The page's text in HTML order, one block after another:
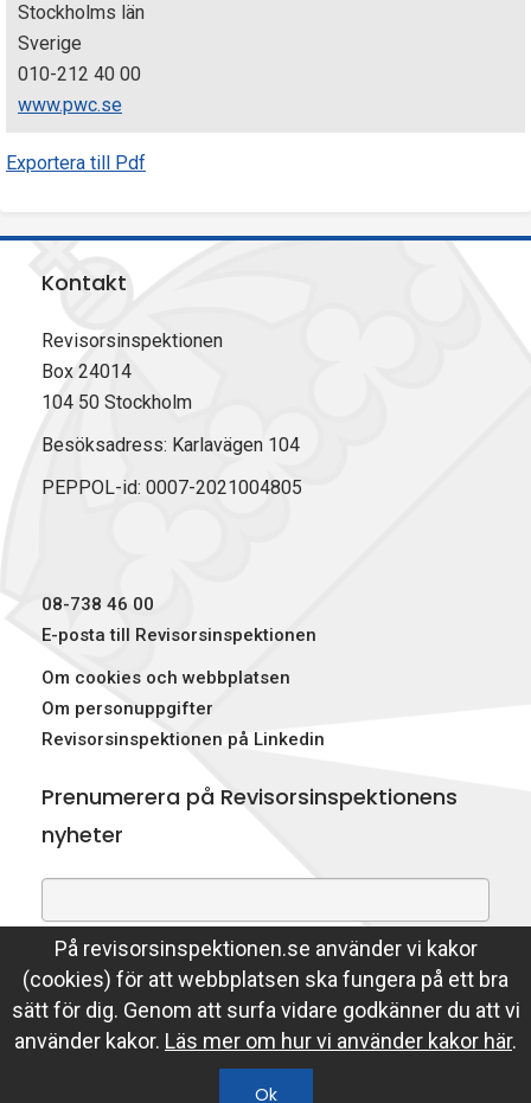
Stockholms län
Sverige
010-212 40 00
www.pwc.se
Exportera till Pdf
På revisorsinspektionen.se använder vi kakor
(cookies) för att webbplatsen ska fungera på ett bra
sätt för dig. Genom att surfa vidare godkänner du att vi
använder kakor. Läs mer om hur vi använder kakor här.
Kontakt
Revisorsinspektionen
Box 24014
104 50 Stockholm
Besöksadress: Karlavägen 104
PEPPOL-id: 0007-2021004805
08-738 46 00
E-posta till Revisorsinspektionen
Om cookies och webbplatsen
Om personuppgifter
Revisorsinspektionen på Linkedin
Prenumerera på Revisorsinspektionens
nyheter
Genom att prenumerera på nyheter godkänner du att
Revisorsinspektionen lagrar din e-postadress.
Läs mer